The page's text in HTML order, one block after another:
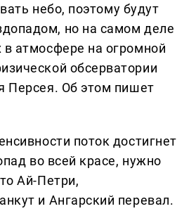
небо, поэтому будут
но на самом деле
атмосфере на огромной
обсерватории
Персея. Об этом пишет
поток достигнет
во всей красе, нужно
Ай-Петри,
и Ангарский перевал.